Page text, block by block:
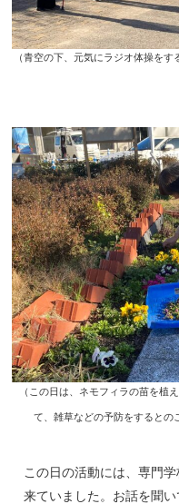
（青空の下、元気にラジオ体操を
（この日は、ネモフィラの苗を植
て、雑草などの予防をするとの
この日の活動には、専門
来ていました。お話を聞い